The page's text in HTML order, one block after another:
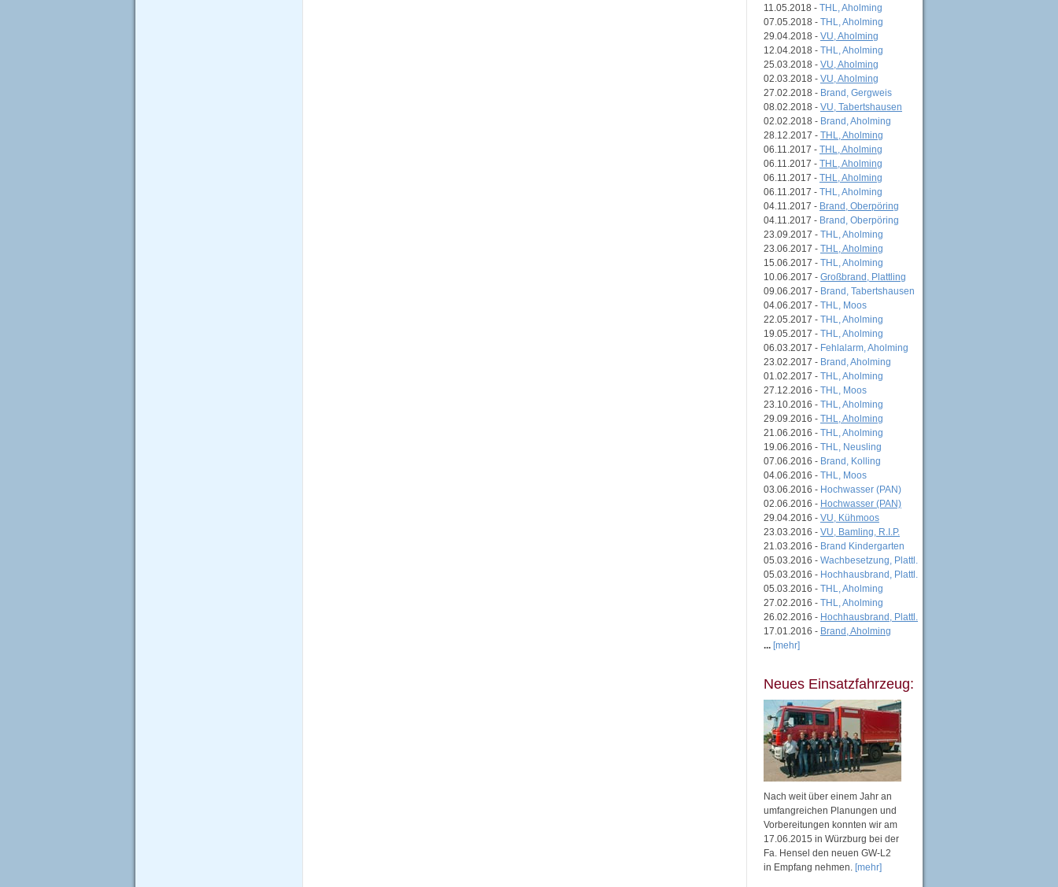
11.05.2018 - THL, Aholming
07.05.2018 - THL, Aholming
29.04.2018 - VU, Aholming
12.04.2018 - THL, Aholming
25.03.2018 - VU, Aholming
02.03.2018 - VU, Aholming
27.02.2018 - Brand, Gergweis
08.02.2018 - VU, Tabertshausen
02.02.2018 - Brand, Aholming
28.12.2017 - THL, Aholming
06.11.2017 - THL, Aholming
06.11.2017 - THL, Aholming
06.11.2017 - THL, Aholming
06.11.2017 - THL, Aholming
04.11.2017 - Brand, Oberpöring
04.11.2017 - Brand, Oberpöring
23.09.2017 - THL, Aholming
23.06.2017 - THL, Aholming
15.06.2017 - THL, Aholming
10.06.2017 - Großbrand, Plattling
09.06.2017 - Brand, Tabertshausen
04.06.2017 - THL, Moos
22.05.2017 - THL, Aholming
19.05.2017 - THL, Aholming
06.03.2017 - Fehlalarm, Aholming
23.02.2017 - Brand, Aholming
01.02.2017 - THL, Aholming
27.12.2016 - THL, Moos
23.10.2016 - THL, Aholming
29.09.2016 - THL, Aholming
21.06.2016 - THL, Aholming
19.06.2016 - THL, Neusling
07.06.2016 - Brand, Kolling
04.06.2016 - THL, Moos
03.06.2016 - Hochwasser (PAN)
02.06.2016 - Hochwasser (PAN)
29.04.2016 - VU, Kühmoos
23.03.2016 - VU, Bamling, R.I.P.
21.03.2016 - Brand Kindergarten
05.03.2016 - Wachbesetzung, Plattl.
05.03.2016 - Hochhausbrand, Plattl.
05.03.2016 - THL, Aholming
27.02.2016 - THL, Aholming
26.02.2016 - Hochhausbrand, Plattl.
17.01.2016 - Brand, Aholming
... [mehr]
Neues Einsatzfahrzeug:
Nach weit über einem Jahr an
umfangreichen Planungen und
Vorbereitungen konnten wir am
17.06.2015 in Würzburg bei der
Fa. Hensel den neuen GW-L2
in Empfang nehmen. [mehr]